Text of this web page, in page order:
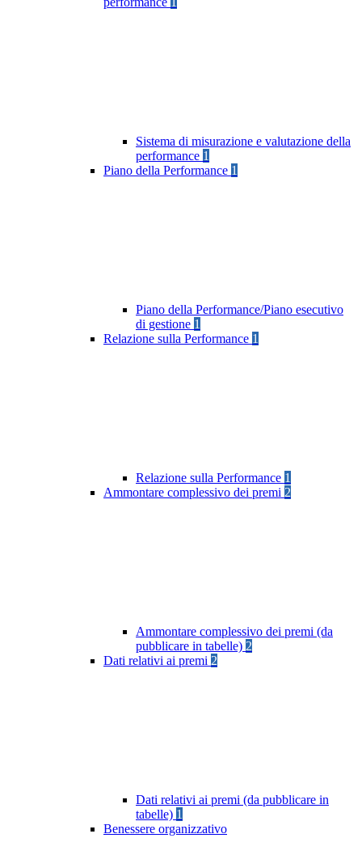
Sistema di misurazione e valutazione della
performance 1
Piano della Performance 1
Piano della Performance/Piano esecutivo
di gestione 1
Relazione sulla Performance 1
Relazione sulla Performance 1
Ammontare complessivo dei premi 2
Ammontare complessivo dei premi (da
pubblicare in tabelle) 2
Dati relativi ai premi 2
Dati relativi ai premi (da pubblicare in
tabelle) 1
Benessere organizzativo